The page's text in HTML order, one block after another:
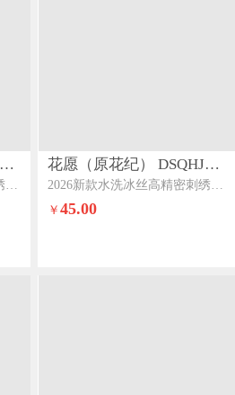
花愿（原花纪） DSQHJ908
2026新款水洗冰丝高精密刺绣夏被四件套-爱彼爱彼-天空蓝+山灰
花愿（原花纪） DSQHJ908
2026新款水洗冰丝高精密刺绣夏被四件套-爱彼爱彼-水果清香+奶黄
￥ 45.00